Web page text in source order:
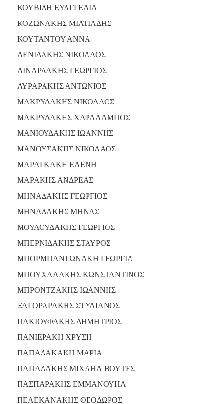
ΚΟΥΒΙΔΗ ΕΥΑΓΓΕΛΙΑ
ΚΟΖΩΝΑΚΗΣ ΜΙΛΤΙΑΔΗΣ
ΚΟΥΤΑΝΤΟΥ ΑΝΝΑ
ΛΕΝΙΔΑΚΗΣ ΝΙΚΟΛΑΟΣ
ΛΙΝΑΡΔΑΚΗΣ ΓΕΩΡΓΙΟΣ
ΛΥΡΑΡΑΚΗΣ ΑΝΤΩΝΙΟΣ
ΜΑΚΡΥΔΑΚΗΣ ΝΙΚΟΛΑΟΣ
ΜΑΚΡΥΔΑΚΗΣ ΧΑΡΑΛΑΜΠΟΣ
ΜΑΝΙΟΥΔΑΚΗΣ ΙΩΑΝΝΗΣ
ΜΑΝΟΥΣΑΚΗΣ ΝΙΚΟΛΑΟΣ
ΜΑΡΑΓΚΑΚΗ ΕΛΕΝΗ
ΜΑΡΑΚΗΣ ΑΝΔΡΕΑΣ
ΜΗΝΑΔΑΚΗΣ ΓΕΩΡΓΙΟΣ
ΜΗΝΑΔΑΚΗΣ ΜΗΝΑΣ
ΜΟΥΛΟΥΔΑΚΗΣ ΓΕΩΡΓΙΟΣ
ΜΠΕΡΝΙΔΑΚΗΣ ΣΤΑΥΡΟΣ
ΜΠΟΡΜΠΑΝΤΩΝΑΚΗ ΓΕΩΡΓΙΑ
ΜΠΟΥΧΑΛΑΚΗΣ ΚΩΝΣΤΑΝΤΙΝΟΣ
ΜΠΡΟΝΤΖΑΚΗΣ ΙΩΑΝΝΗΣ
ΞΑΓΟΡΑΡΑΚΗΣ ΣΤΥΛΙΑΝΟΣ
ΠΑΚΙΟΥΦΑΚΗΣ ΔΗΜΗΤΡΙΟΣ
ΠΑΝΙΕΡΑΚΗ ΧΡΥΣΗ
ΠΑΠΑΔΑΚΑΚΗ ΜΑΡΙΑ
ΠΑΠΑΔΑΚΗΣ ΜΙΧΑΗΛ ΒΟΥΤΕΣ
ΠΑΣΠΑΡΑΚΗΣ ΕΜΜΑΝΟΥΗΛ
ΠΕΛΕΚΑΝΑΚΗΣ ΘΕΟΔΩΡΟΣ